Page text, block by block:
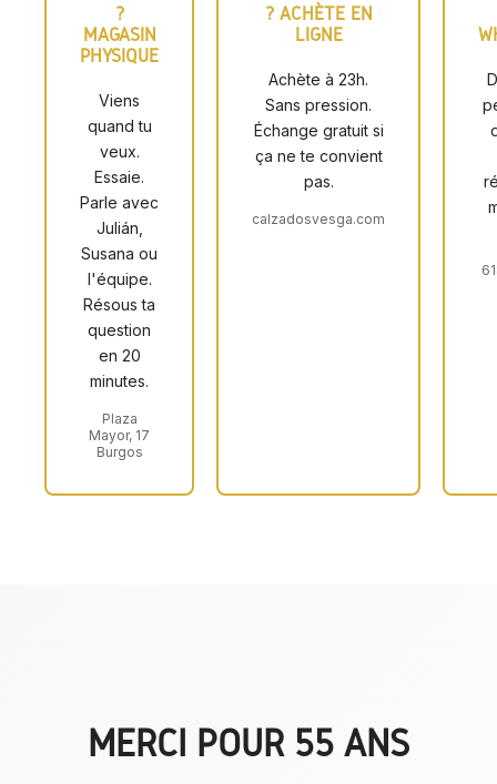
?
MAGASIN
PHYSIQUE
Viens
quand tu
veux.
Essaie.
Parle avec
Julián,
Susana ou
l'équipe.
Résous ta
question
en 20
minutes.
Plaza
Mayor, 17
Burgos
? ACHÈTE EN
LIGNE
Achète à 23h.
Sans pression.
Échange gratuit si
ça ne te convient
pas.
calzadosvesga.com
MERCI POUR 55 ANS